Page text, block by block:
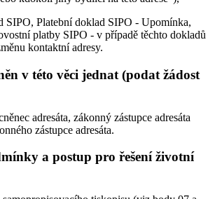
SIPO, Platební doklad SIPO - Upomínka,
platby SIPO - v případě těchto dokladů
kontaktní adresy.
v této věci jednat (podat žádost
adresáta, zákonný zástupce adresáta
zástupce adresáta.
a postup pro řešení životní